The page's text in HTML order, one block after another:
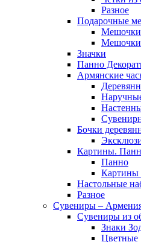
Разное
Подарочные
Мешочки
Мешочки
Значки
Панно
Армянские
Бочки
Картины.
Панно
Настольные
Разное
Сувениры –
Сувениры из
Знаки
Цветные